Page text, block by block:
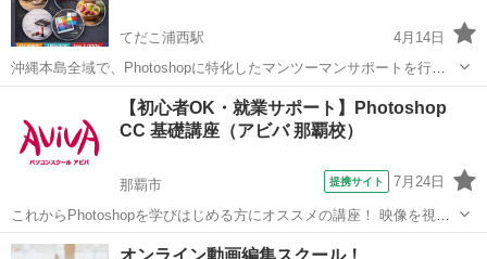
てだこ浦西駅
4月14日
沖縄本島全域で、Photoshopに特化したマンツーマンサポートを行っ
ています。 SNS画像、チラシ、商品画像など 「この画像だけきれいに
したい」に 1回から対応します。 初心者歓迎。 副業や店舗集客にも使
えるPhoto...
てだこ浦西駅 Photoshop
【初心者OK・就業サポート】Photoshop
CC 基礎講座（アビバ 那覇校）
那覇市 提携サイト 7月24日
これからPhotoshopを学びはじめる方にオススメの講座！ 映像を視聴
しながら操作を行い、操作の基本からPhotohopの醍醐味である画像合
沖縄 那覇市 Photoshop
オンライン動画編集スクール！